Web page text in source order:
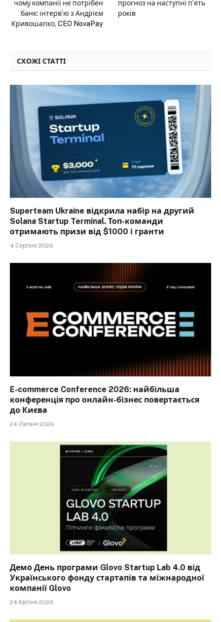
чому компанії не потрібен
банк: інтерв’ю з Андрієм
Кривошапко, CEO NovaPay
прогноз на наступні п’ять
років
СХОЖІ СТАТТІ
Superteam Ukraine відкрила набір на другий
Solana Startup Terminal. Топ-команди
отримають призи від $1000 і гранти
4 Серпня 2026
E-commerce Conference 2026: найбільша
конференція про онлайн-бізнес повертається
до Києва
24 Липня 2026
Демо День програми Glovo Startup Lab 4.0 від
Українського фонду стартапів та міжнародної
компанії Glovo
24 Квітня 2026